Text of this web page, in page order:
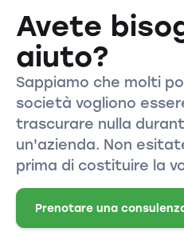
Avete
aiuto?
Sappiamo che molti
società vogliono
trascurare nulla
un'azienda. Non
prima di costituire la
Prenotare una